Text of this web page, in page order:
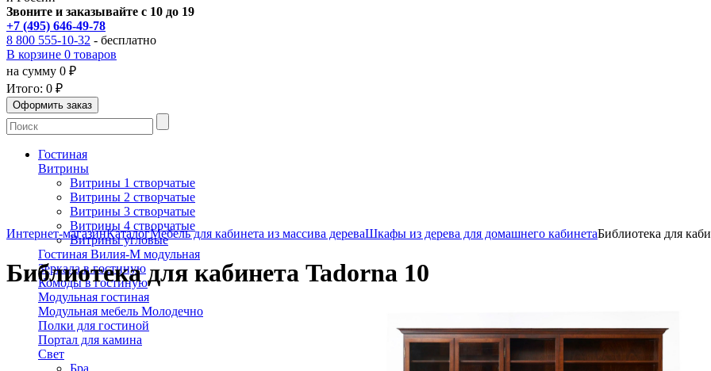
Звоните и заказывайте с 10 до 19
+7 (495) 646-49-78
8 800 555-10-32 - бесплатно
В корзине 0 товаров
на сумму 0 ₽
Итого: 0 ₽
Гостиная
Витрины
Витрины 1 створчатые
Витрины 2 створчатые
Витрины 3 створчатые
Витрины 4 створчатые
Витрины угловые
Гостиная Вилия-М модульная
Зеркала в гостиную
Комоды в гостиную
Модульная гостиная
Модульная мебель Молодечно
Полки для гостиной
Портал для камина
Свет
Интернет-магазинКаталогМебель для кабинета из массива дереваШкафы из дерева для домашнего кабинетаБиблиотека для
Библиотека для кабинета Tadorna 10